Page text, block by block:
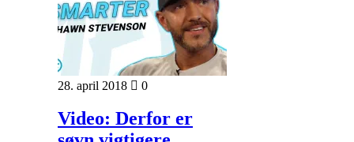
28. april 2018 0
Video: Derfor er